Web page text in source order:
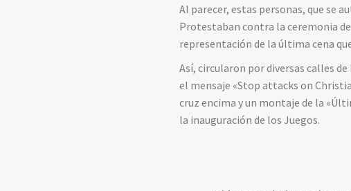
Al parecer, estas personas, que se
Protestaban contra la ceremonia
representación de la última cena
Así, circularon por diversas calles
el mensaje «Stop attacks on
cruz encima y un montaje de la
la inauguración de los Juegos.